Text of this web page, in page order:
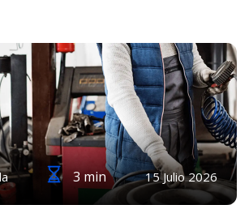
3 min 15 Julio 2026